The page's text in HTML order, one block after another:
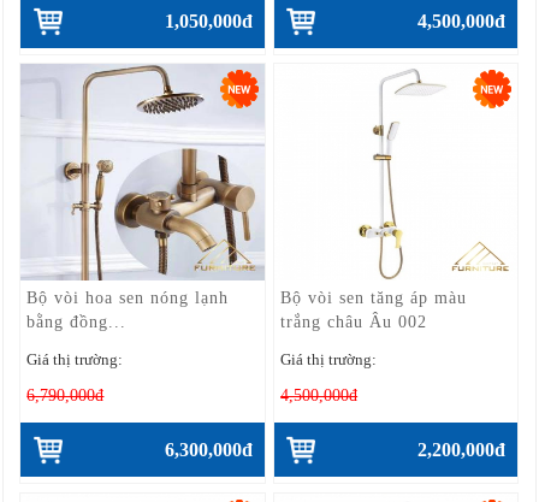
1,050,000đ 4,500,000đ
Bộ vòi hoa sen nóng lạnh
bằng đồng...
Giá thị trường:
6,790,000đ
6,300,000đ
Bộ vòi sen tăng áp màu
trắng châu Âu 002
Giá thị trường:
4,500,000đ
2,200,000đ